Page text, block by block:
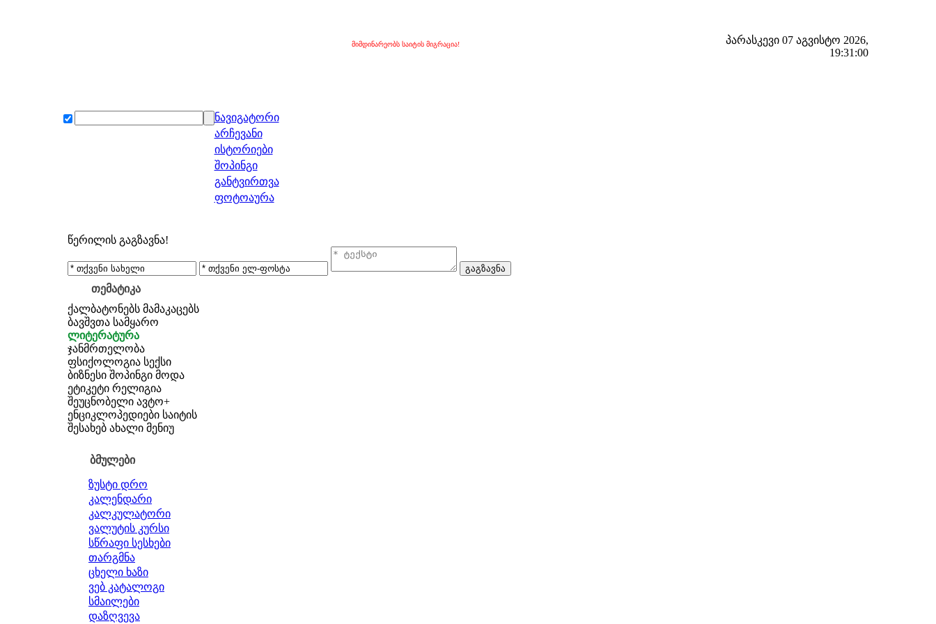
მიმდინარეობს საიტის მიგრაცია!
პარასკევი 07 აგვისტო 2026,
19:31:01
ნავიგატორი
არჩევანი
ისტორიები
შოპინგი
განტვირთვა
ფოტოაურა
წერილის გაგზავნა!
თემატიკა
ქალბატონებს მამაკაცებს
ბავშვთა სამყარო
ლიტერატურა
ჯანმრთელობა
ფსიქოლოგია სექსი
ბიზნესი შოპინგი მოდა
ეტიკეტი რელიგია
შეუცნობელი ავტო+
ენციკლოპედიები საიტის
შესახებ ახალი მენიუ
ბმულები
ზუსტი დრო
კალენდარი
კალკულატორი
ვალუტის კურსი
სწრაფი სესხები
თარგმნა
ცხელი ხაზი
ვებ კატალოგი
სმაილები
დაზღვევა